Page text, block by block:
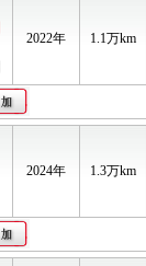
2022年 1.1万km
2024年 1.3万km